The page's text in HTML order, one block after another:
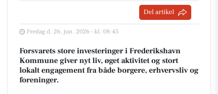
Del artikel
Fredag d. 26. jun. 2026 - kl. 08:45
Forsvarets store investeringer i Frederikshavn
Kommune giver nyt liv, øget aktivitet og stort
lokalt engagement fra både borgere, erhvervsliv og
foreninger.